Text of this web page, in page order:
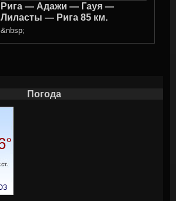
Рига — Адажи — Гауя —
Лиласты — Рига 85 км.
&nbsp;
Погода